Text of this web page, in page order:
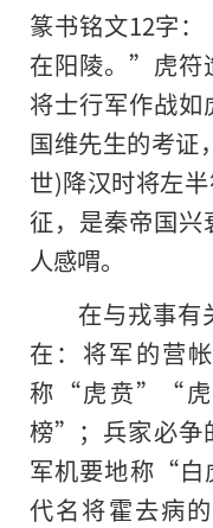
篆书铭文12字
在阳陵。”虎符
将士行军作战
国维先生的考证
世)降汉时将左
征，是秦帝国
人感喟。
在与戎事
在：将军的营
称“虎贲”“虎
榜”；兵家必争
军机要地称“
代名将霍去病